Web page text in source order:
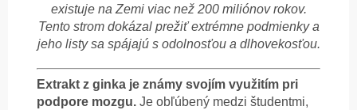
existuje na Zemi viac než 200 miliónov rokov.
Tento strom dokázal prežiť extrémne podmienky a
jeho listy sa spájajú s odolnosťou a dlhovekosťou.
Extrakt z ginka je známy svojím využitím pri
podpore mozgu. Je obľúbený medzi študentmi,